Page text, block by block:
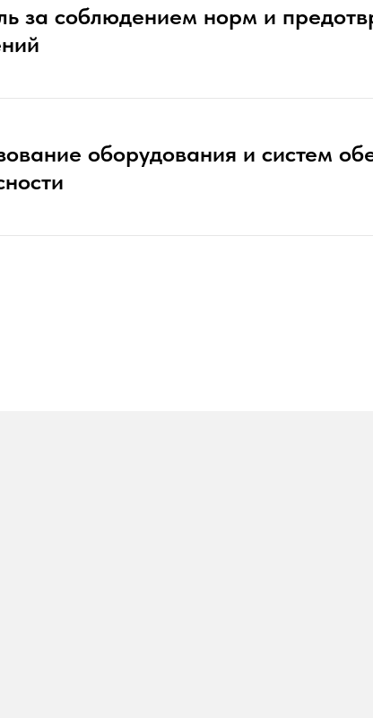
за соблюдением норм и
оборудования и систем